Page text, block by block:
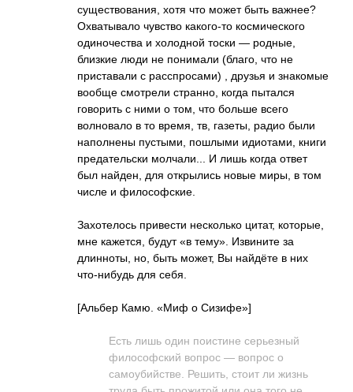
существования, хотя что может быть важнее?
Охватывало чувство какого-то космического
одиночества и холодной тоски — родные,
близкие люди не понимали (благо, что не
приставали с расспросами) , друзья и знакомые
вообще смотрели странно, когда пытался
говорить с ними о том, что больше всего
волновало в то время, тв, газеты, радио были
наполнены пустыми, пошлыми идиотами, книги
предательски молчали... И лишь когда ответ
был найден, для открылись новые миры, в том
числе и философские.
Захотелось привести несколько цитат, которые,
мне кажется, будут «в тему». Извините за
длинноты, но, быть может, Вы найдёте в них
что-нибудь для себя.
[Альбер Камю. «Миф о Сизифе»]
Есть лишь один поистине серьезный
философский вопрос — вопрос о
самоубийстве. Решить, стоит ли жизнь